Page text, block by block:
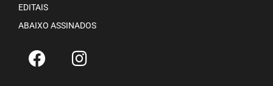
EDITAIS
ABAIXO ASSINADOS